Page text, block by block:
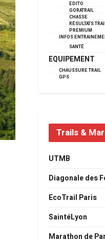
EDITO
GORATRAIL
CHASSE
RÉSULTATS
PREMIUM
INFOS
SANTÉ
EQUIPEMENT
CHAUSSURE TRAIL
GPS
Trails &
UTMB
Diagonale des
EcoTrail Paris
SaintéLyon
Marathon de